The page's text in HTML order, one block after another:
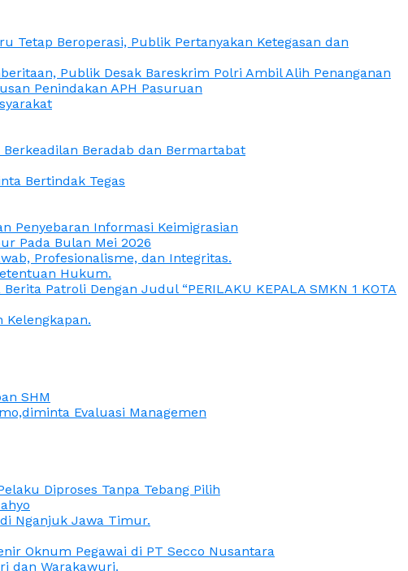
Tetap Beroperasi, Publik Pertanyakan Ketegasan dan
Publik Desak Bareskrim Polri Ambil Alih Penanganan
Penindakan APH Pasuruan
Beradab dan Bermartabat
Bertindak Tegas
Penyebaran Informasi Keimigrasian
Pada Bulan Mei 2026
Profesionalisme, dan Integritas.
Hukum.
Patroli Dengan Judul “PERILAKU KEPALA SMKN 1 KOTA
Kelengkapan.
SHM
Evaluasi Managemen
Diproses Tanpa Tebang Pilih
Nganjuk Jawa Timur.
Oknum Pegawai di PT Secco Nusantara
dan Warakawuri.